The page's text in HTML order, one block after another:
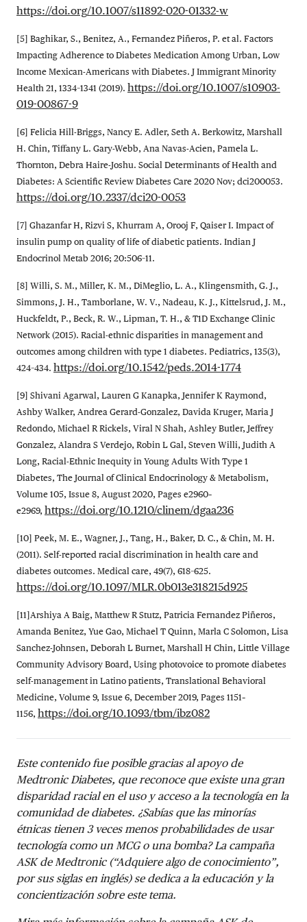
https://doi.org/10.1007/s11892-020-01332-w
[5] Baghikar, S., Benitez, A., Fernandez Piñeros, P. et al. Factors
Impacting Adherence to Diabetes Medication Among Urban, Low
Income Mexican-Americans with Diabetes. J Immigrant Minority
Health 21, 1334–1341 (2019). https://doi.org/10.1007/s10903-
019-00867-9
[6] Felicia Hill-Briggs, Nancy E. Adler, Seth A. Berkowitz, Marshall
H. Chin, Tiffany L. Gary-Webb, Ana Navas-Acien, Pamela L.
Thornton, Debra Haire-Joshu. Social Determinants of Health and
Diabetes: A Scientific Review Diabetes Care 2020 Nov; dci200053.
https://doi.org/10.2337/dci20-0053
[7] Ghazanfar H, Rizvi S, Khurram A, Orooj F, Qaiser I. Impact of
insulin pump on quality of life of diabetic patients. Indian J
Endocrinol Metab 2016; 20:506–11.
[8] Willi, S. M., Miller, K. M., DiMeglio, L. A., Klingensmith, G. J.,
Simmons, J. H., Tamborlane, W. V., Nadeau, K. J., Kittelsrud, J. M.,
Huckfeldt, P., Beck, R. W., Lipman, T. H., & T1D Exchange Clinic
Network (2015). Racial-ethnic disparities in management and
outcomes among children with type 1 diabetes. Pediatrics, 135(3),
424–434. https://doi.org/10.1542/peds.2014-1774
[9] Shivani Agarwal, Lauren G Kanapka, Jennifer K Raymond,
Ashby Walker, Andrea Gerard-Gonzalez, Davida Kruger, Maria J
Redondo, Michael R Rickels, Viral N Shah, Ashley Butler, Jeffrey
Gonzalez, Alandra S Verdejo, Robin L Gal, Steven Willi, Judith A
Long, Racial-Ethnic Inequity in Young Adults With Type 1
Diabetes, The Journal of Clinical Endocrinology & Metabolism,
Volume 105, Issue 8, August 2020, Pages e2960–
e2969, https://doi.org/10.1210/clinem/dgaa236
[10] Peek, M. E., Wagner, J., Tang, H., Baker, D. C., & Chin, M. H.
(2011). Self-reported racial discrimination in health care and
diabetes outcomes. Medical care, 49(7), 618–625.
https://doi.org/10.1097/MLR.0b013e318215d925
[11]Arshiya A Baig, Matthew R Stutz, Patricia Fernandez Piñeros,
Amanda Benitez, Yue Gao, Michael T Quinn, Marla C Solomon, Lisa
Sanchez-Johnsen, Deborah L Burnet, Marshall H Chin, Little Village
Community Advisory Board, Using photovoice to promote diabetes
self-management in Latino patients, Translational Behavioral
Medicine, Volume 9, Issue 6, December 2019, Pages 1151–
1156, https://doi.org/10.1093/tbm/ibz082
Este contenido fue posible gracias al apoyo de
Medtronic Diabetes, que reconoce que existe una gran
disparidad racial en el uso y acceso a la tecnología en la
comunidad de diabetes. ¿Sabías que las minorías
étnicas tienen 3 veces menos probabilidades de usar
tecnología como un MCG o una bomba? La campaña
ASK de Medtronic (“Adquiere algo de conocimiento”,
por sus siglas en inglés) se dedica a la educación y la
concientización sobre este tema.